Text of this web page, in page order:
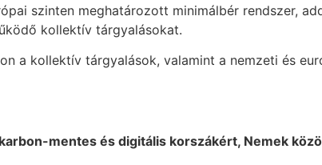
szinten meghatározott minimálbér rendszer,
kollektív tárgyalásokat.
a kollektív tárgyalások, valamint a nemzeti és
mentes és digitális korszákért, Nemek